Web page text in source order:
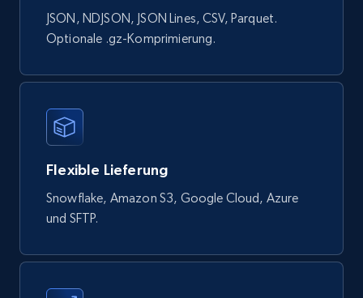
Wayfair products
URL, Product id, Title, Rating, Reviews count,
822+
Product url, Category url, Part number,
Datasheet url, Rohs compliant, and more.
JSON, NDJSON, JSON Lines, CSV, Parquet.
Optionale .gz-Komprimierung.
Flexible Lieferung
Snowflake, Amazon S3, Google Cloud, Azure
und SFTP.